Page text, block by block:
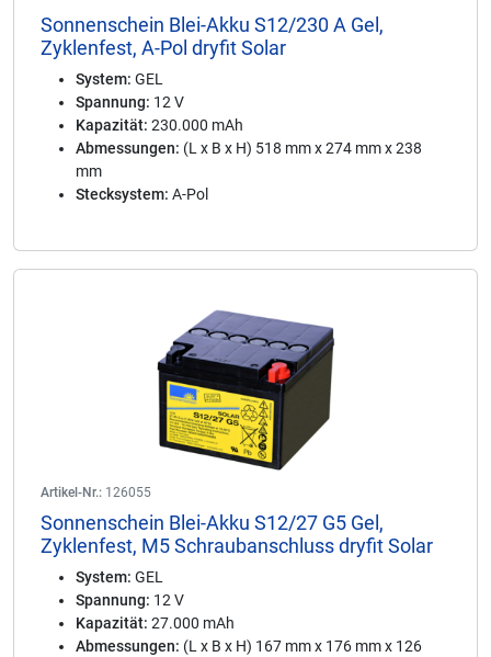
Sonnenschein Blei-Akku S12/230 A Gel,
Zyklenfest, A-Pol dryfit Solar
System: GEL
Spannung: 12 V
Kapazität: 230.000 mAh
Abmessungen: (L x B x H) 518 mm x 274 mm x 238
mm
Stecksystem: A-Pol
Artikel-Nr.: 126055
Sonnenschein Blei-Akku S12/27 G5 Gel,
Zyklenfest, M5 Schraubanschluss dryfit Solar
System: GEL
Spannung: 12 V
Kapazität: 27.000 mAh
Abmessungen: (L x B x H) 167 mm x 176 mm x 126